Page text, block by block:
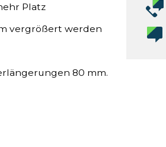
Platz
vergrößert werden
80 mm.